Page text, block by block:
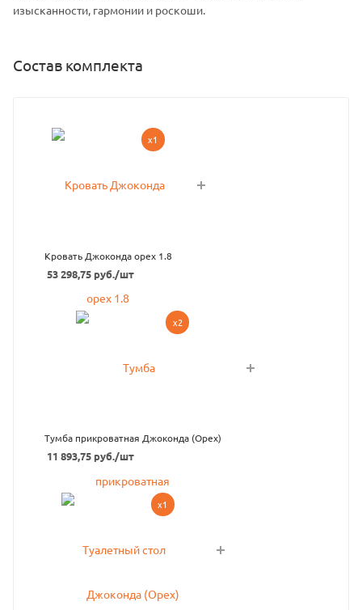
изысканности, гармонии и роскоши.
Состав комплекта
x1
Кровать Джоконда орех 1.8
53 298,75руб./шт
x2
Тумба прикроватная Джоконда (Орех)
11 893,75руб./шт
x1